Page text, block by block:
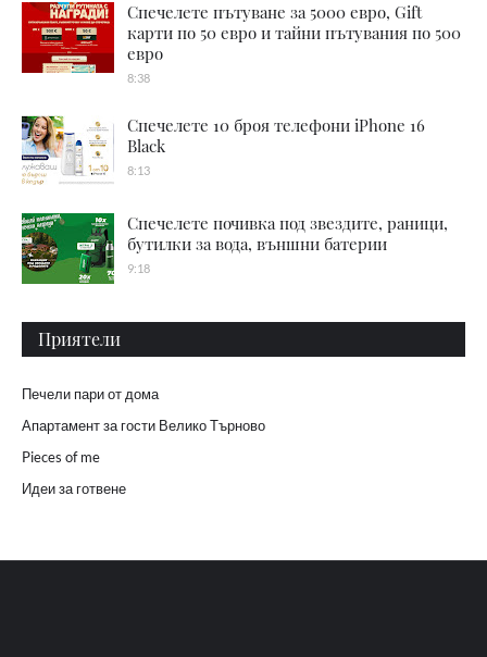
Спечелете пътуване за 5000 евро, Gift
карти по 50 евро и тайни пътувания по 500
евро
8:38
Спечелете 10 броя телефони iPhone 16
Black
8:13
Спечелете почивка под звездите, раници,
бутилки за вода, външни батерии
9:18
Приятели
Печели пари от дома
Апартамент за гости Велико Търново
Pieces of me
Идеи за готвене